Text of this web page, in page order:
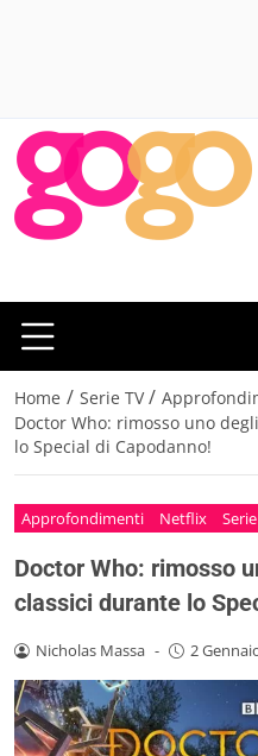
Home / Serie TV /
Doctor Who: rimosso uno
lo Special di Capodanno!
Approfondimenti Netflix
Doctor Who: rimosso
classici durante lo
Nicholas Massa - 2